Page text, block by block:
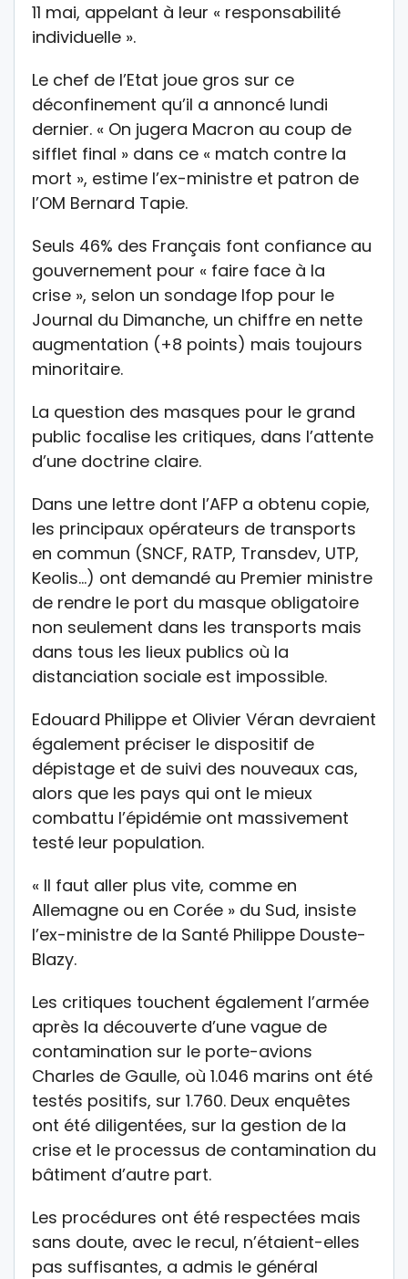
11 mai, appelant à leur « responsabilité
individuelle ».
Le chef de l’Etat joue gros sur ce
déconfinement qu’il a annoncé lundi
dernier. « On jugera Macron au coup de
sifflet final » dans ce « match contre la
mort », estime l’ex-ministre et patron de
l’OM Bernard Tapie.
Seuls 46% des Français font confiance au
gouvernement pour « faire face à la
crise », selon un sondage Ifop pour le
Journal du Dimanche, un chiffre en nette
augmentation (+8 points) mais toujours
minoritaire.
La question des masques pour le grand
public focalise les critiques, dans l’attente
d’une doctrine claire.
Dans une lettre dont l’AFP a obtenu copie,
les principaux opérateurs de transports
en commun (SNCF, RATP, Transdev, UTP,
Keolis…) ont demandé au Premier ministre
de rendre le port du masque obligatoire
non seulement dans les transports mais
dans tous les lieux publics où la
distanciation sociale est impossible.
Edouard Philippe et Olivier Véran devraient
également préciser le dispositif de
dépistage et de suivi des nouveaux cas,
alors que les pays qui ont le mieux
combattu l’épidémie ont massivement
testé leur population.
« Il faut aller plus vite, comme en
Allemagne ou en Corée » du Sud, insiste
l’ex-ministre de la Santé Philippe Douste-
Blazy.
Les critiques touchent également l’armée
après la découverte d’une vague de
contamination sur le porte-avions
Charles de Gaulle, où 1.046 marins ont été
testés positifs, sur 1.760. Deux enquêtes
ont été diligentées, sur la gestion de la
crise et le processus de contamination du
bâtiment d’autre part.
Les procédures ont été respectées mais
sans doute, avec le recul, n’étaient-elles
pas suffisantes, a admis le général